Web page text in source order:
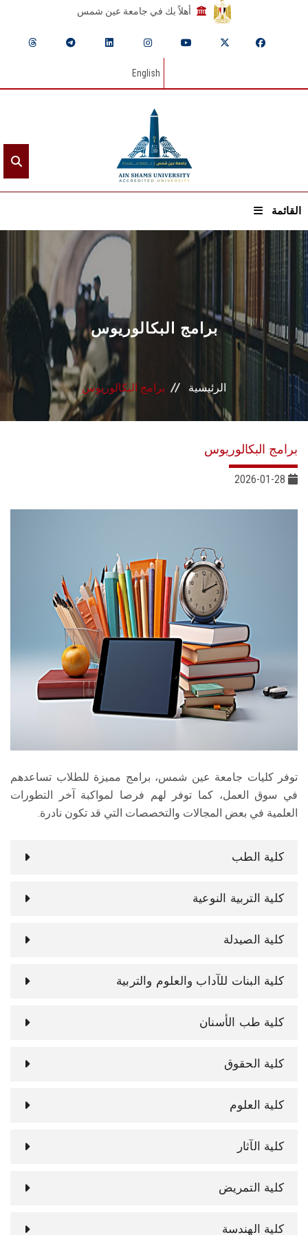
أهلاً بك في جامعة عين شمس
English
القائمة
عن الجامعة
القطاعـات
الشئون الأكاديمية
البحث العلمي
تواصل معنا
هيئة التدريس
الدراسات العليا
الموظفون
الزائـرون
برامج البكالوريوس
الرئيسية برامج البكالوريوس
برامج البكالوريوس
توفر كليات جامعة عين شمس، برامج مميزة للطلاب تساعدهم
في سوق العمل، كما توفر لهم فرصا لمواكبة آخر التطورات
العلمية في بعض المجالات والتخصصات التي قد تكون نادرة.
كلية الطب
كلية التربية النوعية
كلية الصيدلة
كلية البنات للآداب والعلوم والتربية
كلية طب الأسنان
كلية الحقوق
كلية العلوم
كلية الآثار
كلية التمريض
كلية الهندسة